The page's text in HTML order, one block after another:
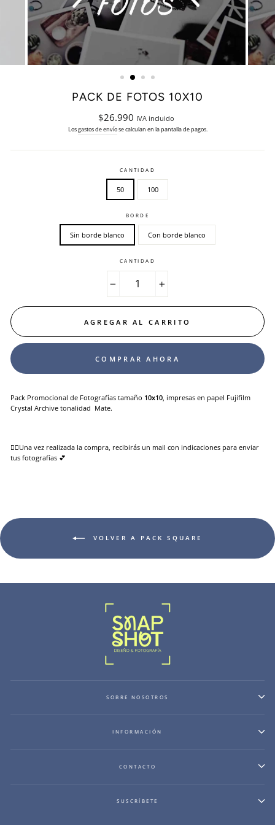
PACK DE FOTOS 10X10
Precio
habitual
$26.990 IVA incluido
Losgastos de envíose calculan en la pantalla de pagos.
CANTIDAD
50 100
BORDE
Sin borde blanco Con borde blanco
CANTIDAD
AGREGAR AL CARRITO
COMPRAR AHORA
Pack Promocional de Fotografías tamaño 10x10, impresas en papel Fujifilm
Crystal Archive tonalidad Mate.
👉🏻Una vez realizada la compra, recibirás un mail con indicaciones para enviar
tus fotografías 💕
VOLVER A PACK SQUARE
SOBRE NOSOTROS
INFORMACIÓN
CONTACTO
SUSCRÍBETE